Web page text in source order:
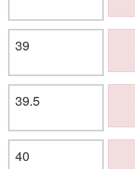
39
39.5
40